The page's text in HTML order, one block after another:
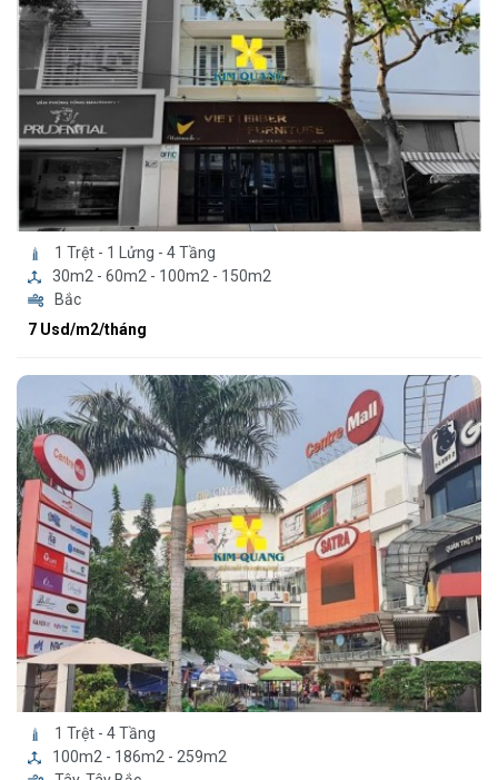
1 Trệt - 1 Lửng - 4 Tầng
30m2 - 60m2 - 100m2 - 150m2
Bắc
7 Usd/m2/tháng
1 Trệt - 4 Tầng
100m2 - 186m2 - 259m2